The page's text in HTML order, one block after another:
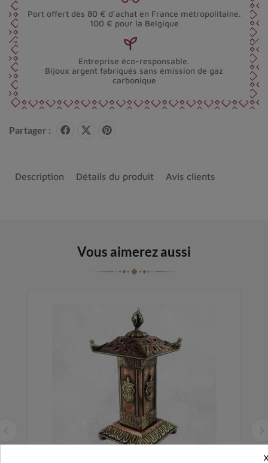
Port offert dès 80 € d’achat en France métropolitaine.
100 € pour la Belgique
Entreprise éco-responsable.
Bijoux argent fabriqués sans émission de gaz
carbonique
Partager :
Description Détails du produit Avis clients
Vous aimerez aussi